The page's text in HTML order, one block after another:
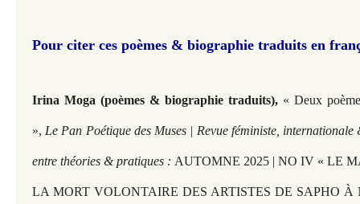
Pour citer ces poèmes & biographie traduits en
Irina Moga (poèmes & biographie traduits), « Deux
», Le Pan Poétique des Muses | Revue féministe,
entre théories & pratiques : AUTOMNE 2025 | NO IV « LE
LA MORT VOLONTAIRE DES ARTISTES DE SAPHO À